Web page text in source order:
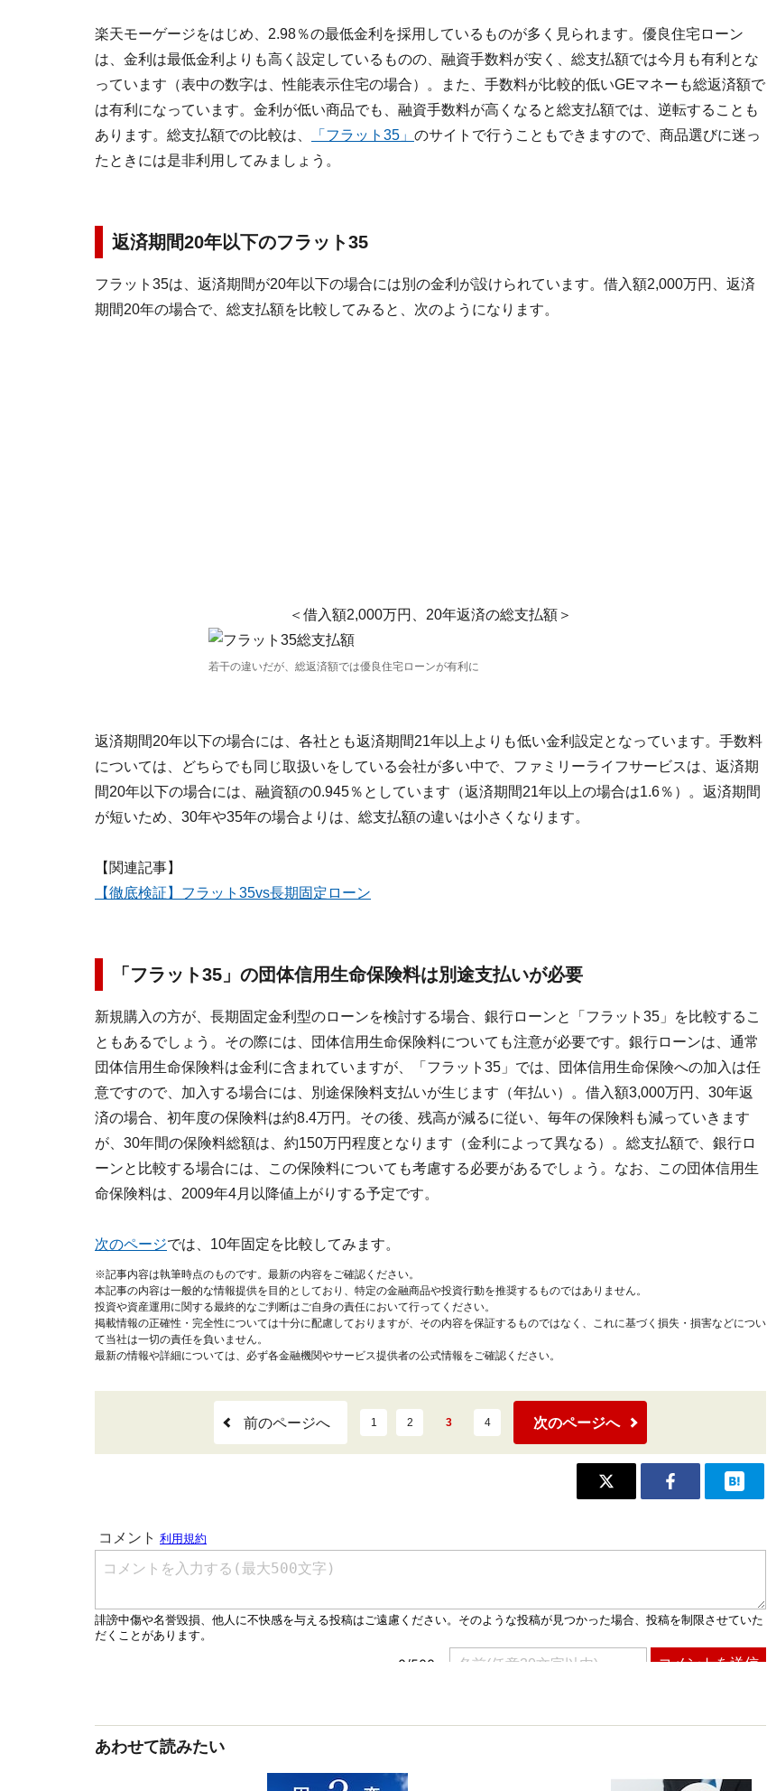
楽天モーゲージをはじめ、2.98％の最低金利を採用しているものが多く見られます。優良住宅ローン
は、金利は最低金利よりも高く設定しているものの、融資手数料が安く、総支払額では今月も有利とな
っています（表中の数字は、性能表示住宅の場合）。また、手数料が比較的低いGEマネーも総返済額で
は有利になっています。金利が低い商品でも、融資手数料が高くなると総支払額では、逆転することも
あります。総支払額での比較は、
「フラット35」 のサイトで行うこともできますので、商品選びに迷っ
たときには是非利用してみましょう。
返済期間20年以下のフラット35
フラット35は、返済期間が20年以下の場合には別の金利が設けられています。借入額2,000万円、返済
期間20年の場合で、総支払額を比較してみると、次のようになります。
＜借入額2,000万円、20年返済の総支払額＞
若干の違いだが、総返済額では優良住宅ローンが有利に
返済期間20年以下の場合には、各社とも返済期間21年以上よりも低い金利設定となっています。手数料
については、どちらでも同じ取扱いをしている会社が多い中で、ファミリーライフサービスは、返済期
間20年以下の場合には、融資額の0.945％としています（返済期間21年以上の場合は1.6％）。返済期間
が短いため、30年や35年の場合よりは、総支払額の違いは小さくなります。
【関連記事】
【徹底検証】フラット35vs長期固定ローン
「フラット35」の団体信用生命保険料は別途支払いが必要
新規購入の方が、長期固定金利型のローンを検討する場合、銀行ローンと「フラット35」を比較するこ
ともあるでしょう。その際には、団体信用生命保険料についても注意が必要です。銀行ローンは、通常
団体信用生命保険料は金利に含まれていますが、「フラット35」では、団体信用生命保険への加入は任
意ですので、加入する場合には、別途保険料支払いが生じます（年払い）。借入額3,000万円、30年返
済の場合、初年度の保険料は約8.4万円。その後、残高が減るに従い、毎年の保険料も減っていきます
が、30年間の保険料総額は、約150万円程度となります（金利によって異なる）。総支払額で、銀行ロ
ーンと比較する場合には、この保険料についても考慮する必要があるでしょう。なお、この団体信用生
命保険料は、2009年4月以降値上がりする予定です。
次のページでは、10年固定を比較してみます。
※記事内容は執筆時点のものです。最新の内容をご確認ください。
本記事の内容は一般的な情報提供を目的としており、特定の金融商品や投資行動を推奨するものではありません。
投資や資産運用に関する最終的なご判断はご自身の責任において行ってください。
掲載情報の正確性・完全性については十分に配慮しておりますが、その内容を保証するものではなく、これに基づく損失・損害などについ
て当社は一切の責任を負いません。
最新の情報や詳細については、必ず各金融機関やサービス提供者の公式情報をご確認ください。
前のページへ 1 2 3 4 次のページへ
あわせて読みたい